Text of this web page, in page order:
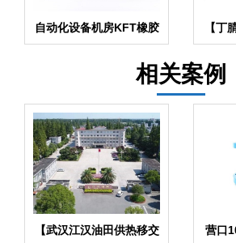
自动化设备机房KFT橡胶
风道补偿器
【丁
液
相关案例
【武汉江汉油田供热移交
营口